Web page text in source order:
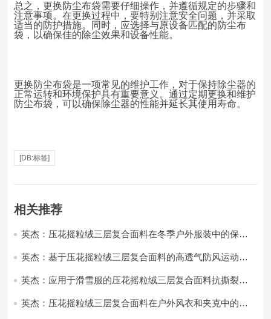
总之，更换防尘布袋需要仔细操作，并遵循规定的步骤和
注意事项。在更换过程中，要特别注意安全问题，并采取
适当的防护措施。同时，应选择与原设备匹配的防尘布
袋，以确保佳的除尘效果和设备性能。
更换防尘布袋是一项常见的维护工作，对于保持除尘器的
正常运转和环境保护具有重要意义。通过定期更换和维护
防尘布袋，可以确保除尘器的性能并延长其使用寿命。
[DB:标签]
相关推荐
英杰：压花摇粒绒三层复合面料在冬季户外服装中的保暖
英杰：基于压花摇粒绒三层复合面料的高透气防风运动服
英杰：应用于滑雪服的压花摇粒绒三层复合面料抗撕裂与
英杰：压花摇粒绒三层复合面料在户外风衣和夹克中的应